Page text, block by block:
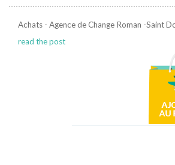
Achats - Agence de Change Roman -Saint
read the post